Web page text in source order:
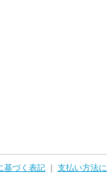
基づく表記
支払い方法